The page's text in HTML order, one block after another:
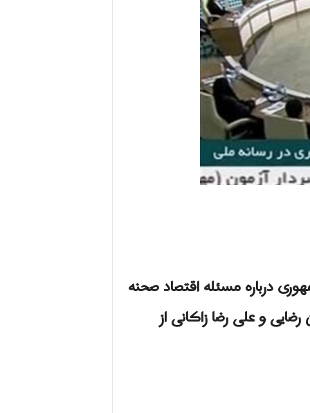
درباره مسئله اقتصاد صحنه
و علی رضا زاکانی از